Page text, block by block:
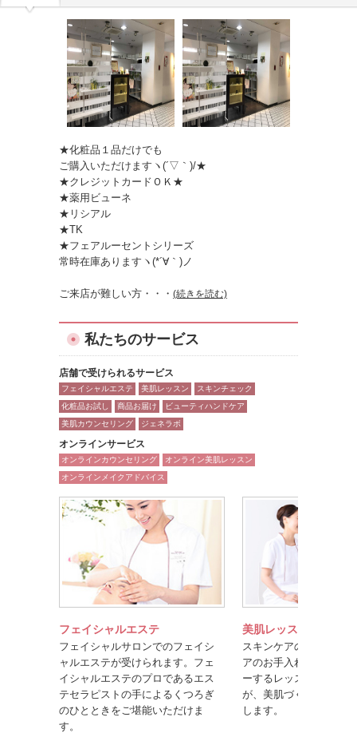
★化粧品１品だけでも
ご購入いただけますヽ(´▽｀)/★
★クレジットカードＯＫ★
★薬用ビューネ
★リシアル
★TK
★フェアルーセントシリーズ
常時在庫ありますヽ(*´∀｀)ノ
ご来店が難しい方 ・・・ (続きを読む)
私たちのサービス
店舗で受けられるサービス
フェイシャルエステ 美肌レッスン
スキンチェック
化粧品お試し
商品お届け
ビューティハンドケア
美肌カウンセリング
ジェネラボ
オンラインサービス
オンラインカウンセリング
オンライン美肌レッスン
オンラインメイクアドバイス
フェイシャルエステ
フェイシャルサロンでのフェイシ
ャルエステが受けられます。フェ
イシャルエステのプロであるエス
テセラピストの手によるくつろぎ
のひとときをご堪能いただけま
す。
美肌レッスン
スキンケアのポイント
アのお手入れ方法を楽
ーするレッスンです。
が、美肌づくりのコツ
します。